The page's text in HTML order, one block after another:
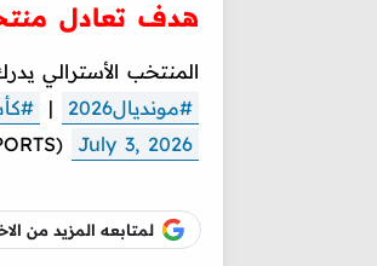
هدف تعادل
المنتخب الأسترالي
#مونديال2026
|
July 3, 2026
لمتابعه المزيد من